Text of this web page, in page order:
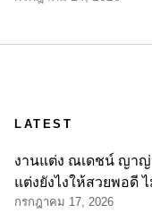
LATEST
งานแต่ง ณเดชน์ ญาญ่
แต่งยังไงให้สวยพอดี
กรกฎาคม 17, 2026